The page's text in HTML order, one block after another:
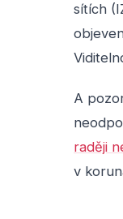
sítích
A
raději
v